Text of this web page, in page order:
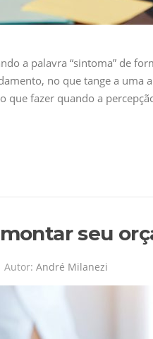
a palavra “sintoma” de
no que tange a uma
que fazer quando a
seu
Autor: André Milanezi